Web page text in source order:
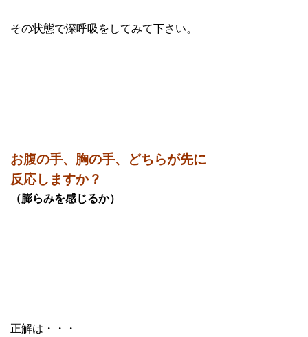
その状態で深呼吸をしてみて下さい。
お腹の手、胸の手、どちらが先に
反応しますか？
（膨らみを感じるか）
正解は・・・